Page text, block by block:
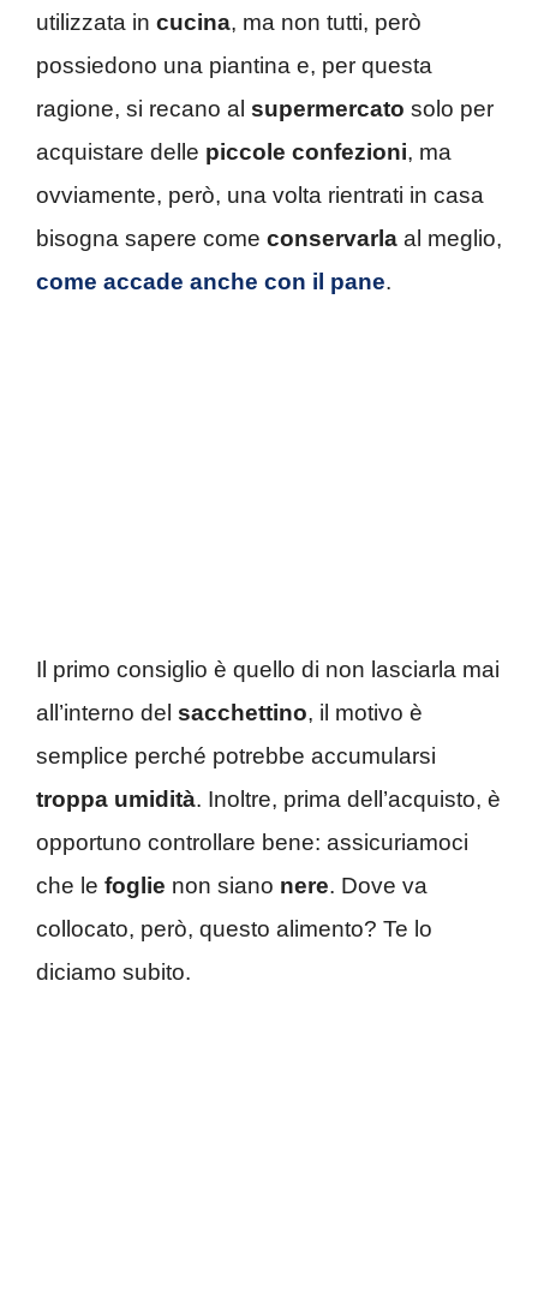
utilizzata in cucina, ma non tutti, però
possiedono una piantina e, per questa
ragione, si recano al supermercato solo per
acquistare delle piccole confezioni, ma
ovviamente, però, una volta rientrati in casa
bisogna sapere come conservarla al meglio,
come accade anche con il pane.
Il primo consiglio è quello di non lasciarla mai
all’interno del sacchettino, il motivo è
semplice perché potrebbe accumularsi
troppa umidità. Inoltre, prima dell’acquisto, è
opportuno controllare bene: assicuriamoci
che le foglie non siano nere. Dove va
collocato, però, questo alimento? Te lo
diciamo subito.